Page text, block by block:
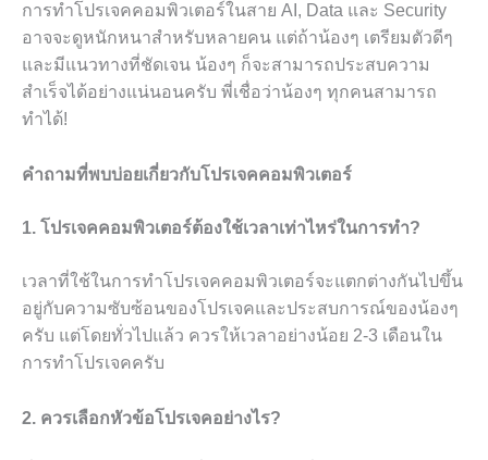
การทำโปรเจคคอมพิวเตอร์ในสาย AI, Data และ Security
อาจจะดูหนักหนาสำหรับหลายคน แต่ถ้าน้องๆ เตรียมตัวดีๆ
และมีแนวทางที่ชัดเจน น้องๆ ก็จะสามารถประสบความ
สำเร็จได้อย่างแน่นอนครับ พี่เชื่อว่าน้องๆ ทุกคนสามารถ
ทำได้!
คำถามที่พบบ่อยเกี่ยวกับโปรเจคคอมพิวเตอร์
1. โปรเจคคอมพิวเตอร์ต้องใช้เวลาเท่าไหร่ในการทำ?
เวลาที่ใช้ในการทำโปรเจคคอมพิวเตอร์จะแตกต่างกันไปขึ้น
อยู่กับความซับซ้อนของโปรเจคและประสบการณ์ของน้องๆ
ครับ แต่โดยทั่วไปแล้ว ควรให้เวลาอย่างน้อย 2-3 เดือนใน
การทำโปรเจคครับ
2. ควรเลือกหัวข้อโปรเจคอย่างไร?